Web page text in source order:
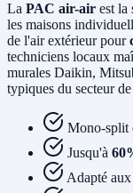
La PAC air-air est la
les maisons
de l'air extérieur pour
techniciens locaux
murales Daikin,
typiques du secteur
Mono-split
Jusqu'à
Adapté